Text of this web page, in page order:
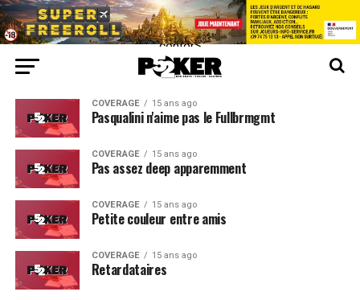
center>
COVERAGE 15 ans ago
Pasqualini n'aime pas le Fullbrmgmt
COVERAGE 15 ans ago
Pas assez deep apparemment
COVERAGE 15 ans ago
Petite couleur entre amis
COVERAGE 15 ans ago
Retardataires